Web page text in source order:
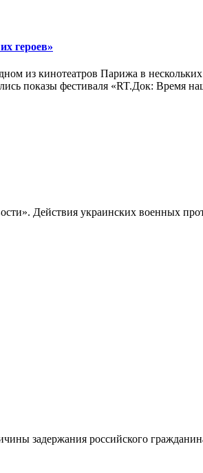
героев»
из кинотеатров Парижа в
показы фестиваля «RT.Док:
Действия украинских военных
задержания российского